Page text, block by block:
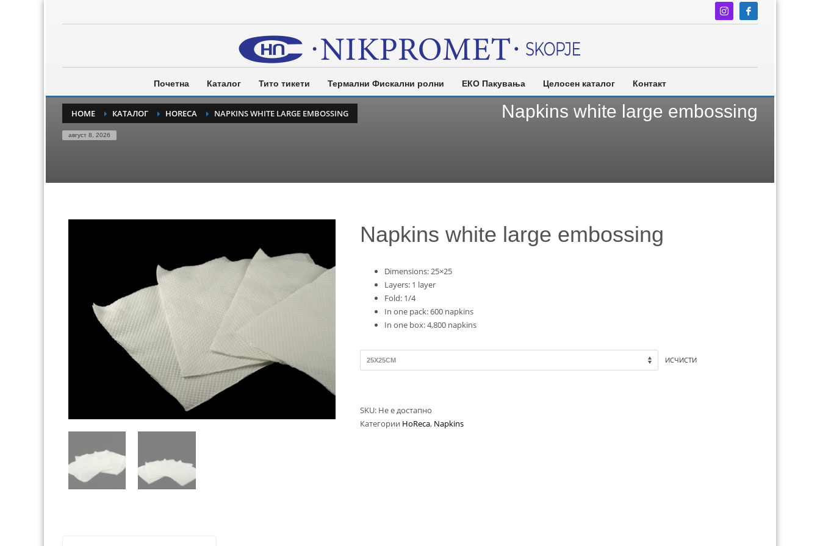
Почетна Каталог Тито тикети Термални Фискални ролни ЕКО Пакувања Целосен каталог Контакт
HOME КАТАЛОГ HORECA NAPKINS WHITE LARGE EMBOSSING
август 8, 2026
Napkins white large embossing
Napkins white large embossing
Dimensions: 25×25
Layers: 1 layer
Fold: 1/4
In one pack: 600 napkins
In one box: 4,800 napkins
ИСЧИСТИ
SKU: Не е достапно
Категории HoReca, Napkins